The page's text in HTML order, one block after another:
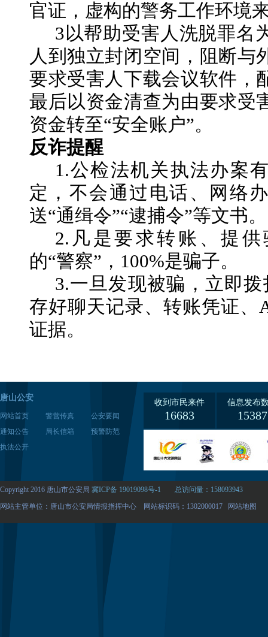
官证，虚构的警务工作环境
3以帮助受害人洗脱罪名
人到独立封闭空间，阻断与
要求受害人下载会议软件，
最后以资金清查为由要求受
资金转至“安全账户”。
反诈提醒
1.公检法机关执法办案
定，不会通过电话、网络
送“通缉令”“逮捕令”等文书。
2.凡是要求转账、提
的“警察”，100%是骗子。
3.一旦发现被骗，立即
存好聊天记录、转账凭证、
证据。
唐山公安
网站首页 警营传真
公安要闻
通知公告
局长信箱
预警防范
执法公开
收到市民来件
16683
信息发布
15387
Copyright 2016 唐山市公安局 冀ICP备 19019098号-1
总访问量：158093943
网站主管单位：唐山市公安局情报指挥中心 网站标识码：1302000017
网站地图